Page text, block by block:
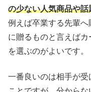
の少ない人気商品や
例えば卒業する先輩へ
に贈るものと言えば
を選ぶのがよいです。
一番良いのは相手が